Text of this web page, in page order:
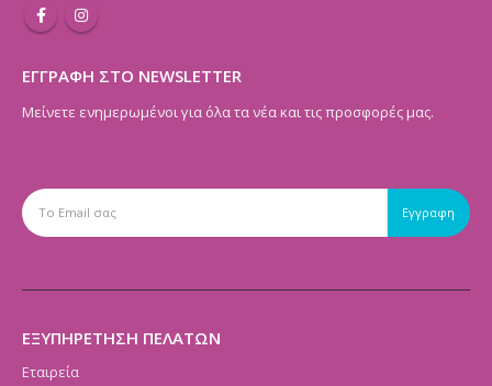
ΕΓΓΡΑΦΗ ΣΤΟ NEWSLETTER
Μείνετε ενημερωμένοι για όλα τα νέα και τις προσφορές μας.
ΕΞΥΠΗΡΕΤΗΣΗ ΠΕΛΑΤΩΝ
Εταιρεία